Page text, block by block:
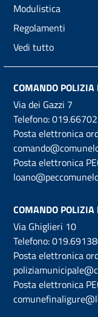
Modulistica
Regolamenti
Vedi tutto
COMANDO POLIZIA
Via dei Gazzi 7
Telefono:
Posta elettronica
Posta elettronica
COMANDO
Via Ghiglieri 10
Telefono:
Posta elettronica
Posta elettronica